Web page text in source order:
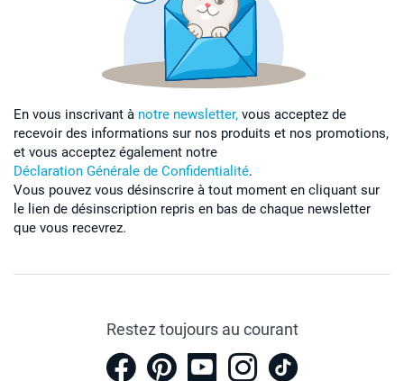
En vous inscrivant à notre newsletter, vous acceptez de
recevoir des informations sur nos produits et nos promotions,
et vous acceptez également notre
Déclaration Générale de Confidentialité.
Vous pouvez vous désinscrire à tout moment en cliquant sur
le lien de désinscription repris en bas de chaque newsletter
que vous recevrez.
Restez toujours au courant